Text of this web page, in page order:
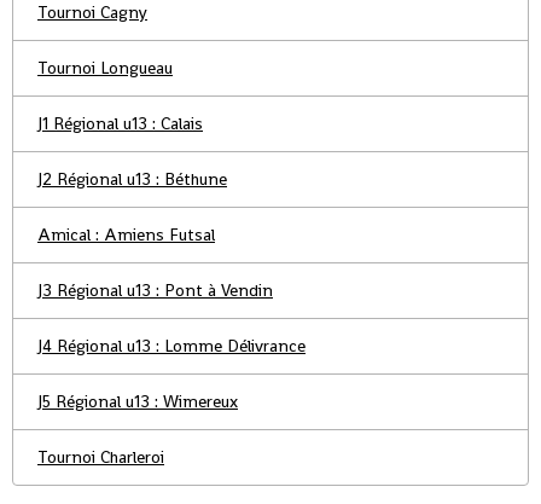
Tournoi Cagny
Tournoi Longueau
J1 Régional u13 : Calais
J2 Régional u13 : Béthune
Amical : Amiens Futsal
J3 Régional u13 : Pont à Vendin
J4 Régional u13 : Lomme Délivrance
J5 Régional u13 : Wimereux
Tournoi Charleroi